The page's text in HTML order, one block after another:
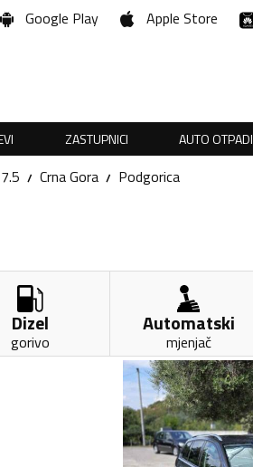
Google Play Apple Store
ZASTUPNICI AUTO OTPADI
Crna Gora Podgorica
Dizel
gorivo
Automatski
mjenjač